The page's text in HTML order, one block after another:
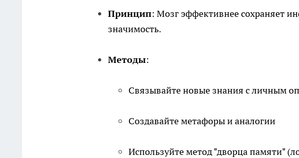
Принцип: Мозг эффективнее сохраняет
значимость.
Методы:
Связывайте новые знания с личным
Создавайте метафоры и аналогии
Используйте метод "дворца памяти"